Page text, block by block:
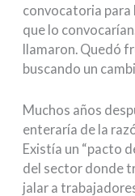
convocatoria para
que lo
llamaron. Quedó
buscando un
Muchos años
enteraría de la
Existía un “pacto
del sector donde
jalar a